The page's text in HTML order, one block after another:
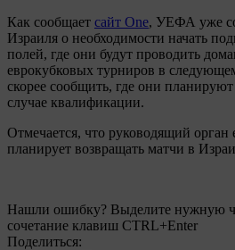
Как сообщает сайт One, УЕФА уже
Израиля о необходимости начать
полей, где они будут проводить
еврокубковых турниров в
скорее сообщить, где они
случае квалификации.
Отмечается, что руководящий орган
планирует возвращать матчи в
Нашли ошибку? Выделите нужную
сочетание клавиш CTRL+Enter
Поделиться: